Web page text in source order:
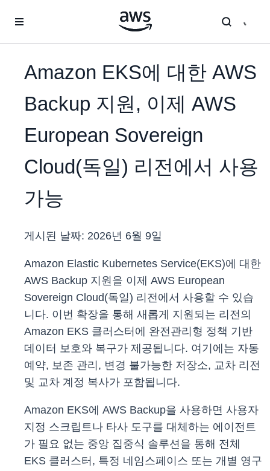
Amazon EKS에 대한 AWS
Backup 지원, 이제 AWS
European Sovereign
Cloud(독일) 리전에서 사용
가능
게시된 날짜: 2026년 6월 9일
Amazon Elastic Kubernetes Service(EKS)에 대한
AWS Backup 지원을 이제 AWS European
Sovereign Cloud(독일) 리전에서 사용할 수 있습
니다. 이번 확장을 통해 새롭게 지원되는 리전의
Amazon EKS 클러스터에 완전관리형 정책 기반
데이터 보호와 복구가 제공됩니다. 여기에는 자동
예약, 보존 관리, 변경 불가능한 저장소, 교차 리전
및 교차 계정 복사가 포함됩니다.
Amazon EKS에 AWS Backup을 사용하면 사용자
지정 스크립트나 타사 도구를 대체하는 에이전트
가 필요 없는 중앙 집중식 솔루션을 통해 전체
EKS 클러스터, 특정 네임스페이스 또는 개별 영구